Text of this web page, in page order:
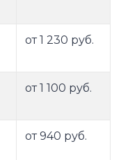
от 1 230 руб.
от 1 100 руб.
от 940 руб.